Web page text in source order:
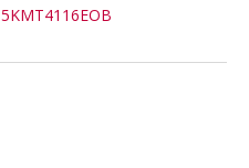
5KMT4116EOB